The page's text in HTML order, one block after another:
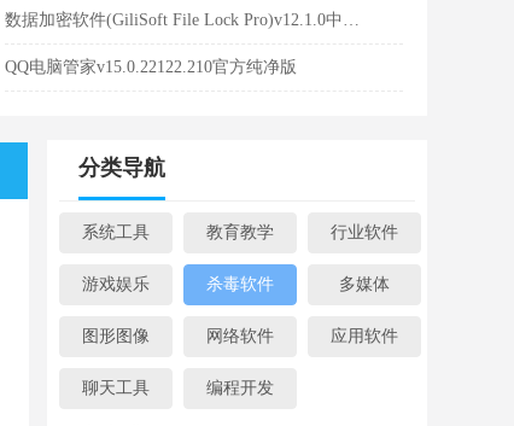
数据加密软件(GiliSoft File Lock Pro)v12.1.0中文免费版
QQ电脑管家v15.0.22122.210官方纯净版
分类导航
系统工具 教育教学 行业软件
游戏娱乐 杀毒软件 多媒体
图形图像 网络软件 应用软件
聊天工具 编程开发